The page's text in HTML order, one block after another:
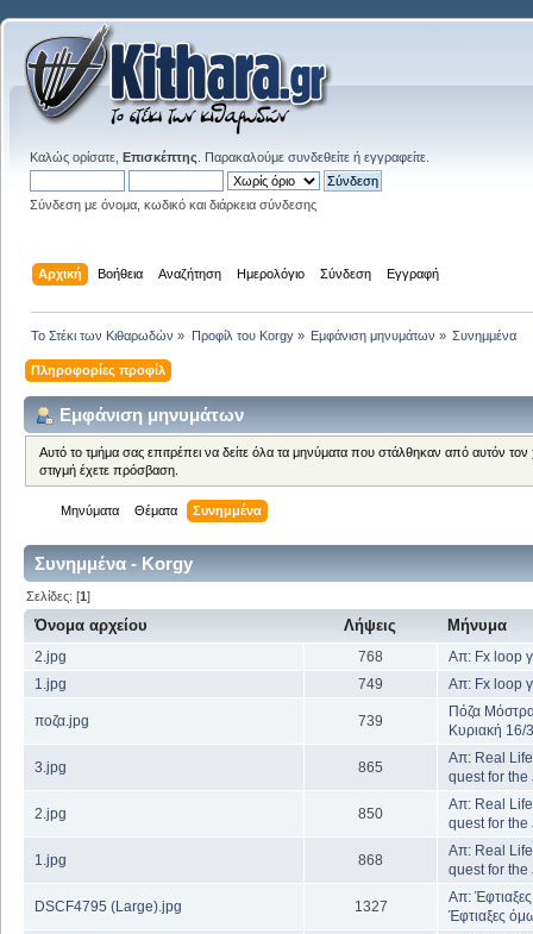
Καλώς ορίσατε, Επισκέπτης . Παρακαλούμε συνδεθείτε ή εγγραφείτε
Σύνδεση με όνομα, κωδικό και διάρκεια σύνδεσης
Αρχική Βοήθεια Αναζήτηση Ημερολόγιο Σύνδεση Εγγραφή
Το Στέκι των Κιθαρωδών » Προφίλ του Korgy» Εμφάνιση μηνυμάτων » Συνημμένα
Πληροφορίες προφίλ
Εμφάνιση μηνυμάτων
Αυτό το τμήμα σας επιτρέπει να δείτε όλα τα μηνύματα που στάλθηκαν από αυτόν
στιγμή έχετε πρόσβαση.
Μηνύματα Θέματα Συνημμένα
Συνημμένα - Korgy
Σελίδες: [1]
Όνομα αρχείου Λήψεις Μήνυμα
2.jpg 768
Απ: Fx loop
1.jpg
749 Απ: Fx loop
ποζα.jpg 739
Πόζα
Κυριακή 16/3
3.jpg 865
Απ: Real
quest for the
2.jpg 850
Απ: Real
quest for the
1.jpg 868
Απ: Real
quest for the
DSCF4795 (Large).jpg 1327
Απ:
Έφτιαξες